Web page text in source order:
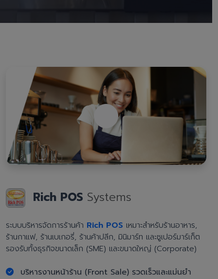
Rich POS Systems
ระบบบริหารจัดการร้านค้า Rich POS เหมาะสำหรับร้านอาหาร,
ร้านกาแฟ, ร้านเบเกอรี่, ร้านค้าปลีก, มินิมาร์ท และซูเปอร์มาร์เก็ต
รองรับทั้งธุรกิจขนาดเล็ก (SME) และขนาดใหญ่ (Corporate)
บริหารงานหน้าร้าน (Front Sale) รวดเร็วและแม่นยำ